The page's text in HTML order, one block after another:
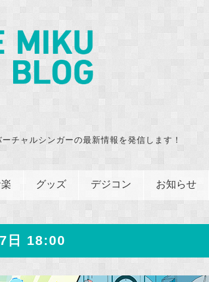
チャルシンガーの最新情報を発信します！
グッズ デジコン お知らせ
日 18:00